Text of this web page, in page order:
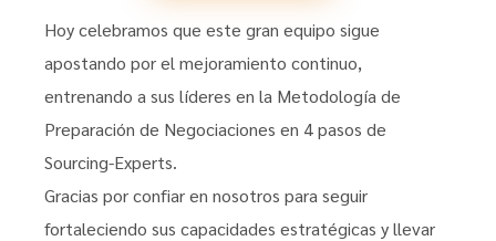
Hoy celebramos que este gran equipo sigue
apostando por el mejoramiento continuo,
entrenando a sus líderes en la Metodología de
Preparación de Negociaciones en 4 pasos de
Sourcing-Experts.
Gracias por confiar en nosotros para seguir
fortaleciendo sus capacidades estratégicas y llevar